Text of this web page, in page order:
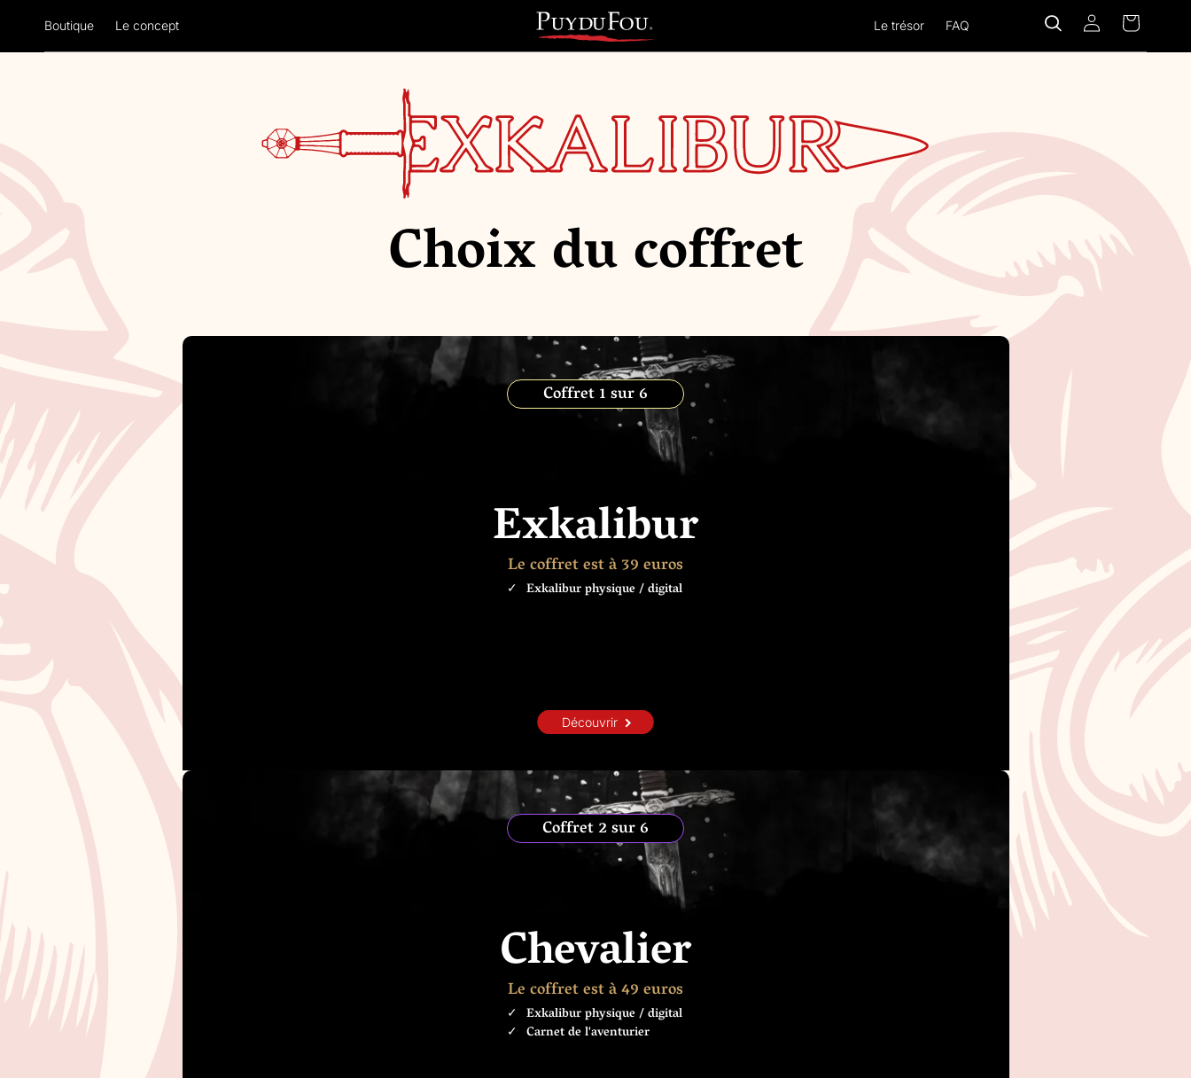
content
Boutique Le concept Le trésor FAQ
Log
in
Cart
Choix du coffret
Coffret 1 sur 6
Exkalibur
Le coffret est à 39 euros
Exkalibur physique / digital
Découvrir
Coffret 2 sur 6
Chevalier
Le coffret est à 49 euros
Exkalibur physique / digital
Carnet de l'aventurier